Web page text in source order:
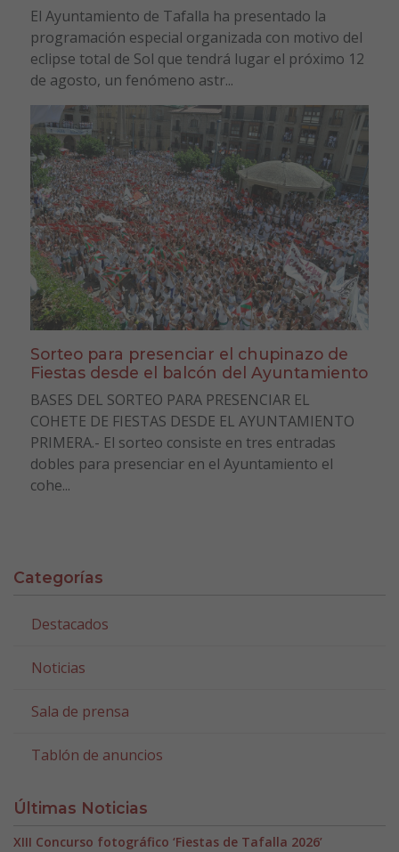
El Ayuntamiento de Tafalla ha presentado la
programación especial organizada con motivo del
eclipse total de Sol que tendrá lugar el próximo 12
de agosto, un fenómeno astr...
Sorteo para presenciar el chupinazo de
Fiestas desde el balcón del Ayuntamiento
BASES DEL SORTEO PARA PRESENCIAR EL
COHETE DE FIESTAS DESDE EL AYUNTAMIENTO
PRIMERA.- El sorteo consiste en tres entradas
dobles para presenciar en el Ayuntamiento el
cohe...
Categorías
Destacados
Noticias
Sala de prensa
Tablón de anuncios
Últimas Noticias
XIII Concurso fotográfico ‘Fiestas de Tafalla 2026’